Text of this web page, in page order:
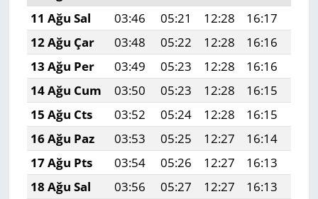
11 Ağu Sal
03:46 05:21 12:28 16:17
12 Ağu Çar
03:48 05:22 12:28 16:16
13 Ağu Per
03:49 05:23 12:28 16:16
14 Ağu Cum
03:50 05:23 12:28 16:15
15 Ağu Cts
03:52 05:24 12:28 16:15
16 Ağu Paz
03:53 05:25 12:27 16:14
17 Ağu Pts
03:54 05:26 12:27 16:13
18 Ağu Sal
03:56 05:27 12:27 16:13